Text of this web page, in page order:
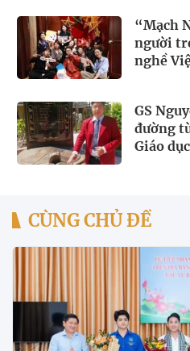
“Mạch
người
nghề
GS
đường
Giáo
CÙNG CHỦ ĐỀ